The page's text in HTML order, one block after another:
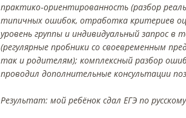
практико‑ориентированность (разбор
типичных ошибок, отработка критериев
уровень группы и индивидуальный запрос
(регулярные пробники со своевременным
так и родителям); комплексный разбор
проводил дополнительные консультации
Результат: мой ребёнок сдал ЕГЭ по